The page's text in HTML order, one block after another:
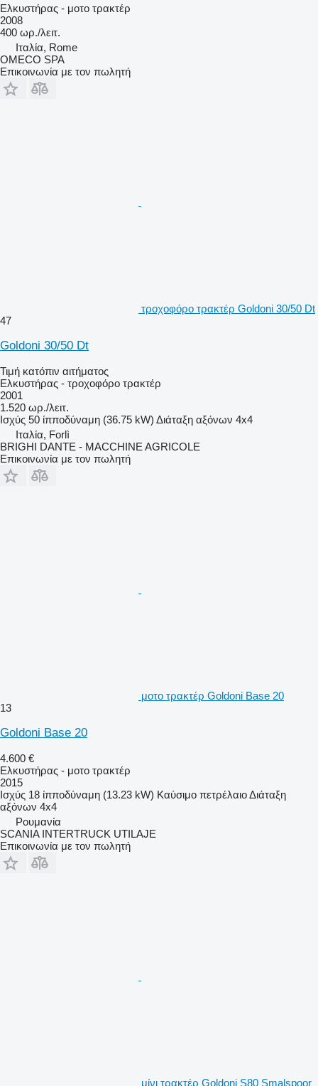
Ελκυστήρας - μοτο τρακτέρ
2008
400 ωρ./λειτ.
Ιταλία, Rome
OMECO SPA
Επικοινωνία με τον πωλητή
τροχοφόρο τρακτέρ Goldoni 30/50 Dt
47
Goldoni 30/50 Dt
Τιμή κατόπιν αιτήματος
Ελκυστήρας - τροχοφόρο τρακτέρ
2001
1.520 ωρ./λειτ.
Ισχύς 50 ίπποδύναμη (36.75 kW) Διάταξη αξόνων 4x4
Ιταλία, Forlì
BRIGHI DANTE - MACCHINE AGRICOLE
Επικοινωνία με τον πωλητή
μοτο τρακτέρ Goldoni Base 20
13
Goldoni Base 20
4.600 €
Ελκυστήρας - μοτο τρακτέρ
2015
Ισχύς 18 ίπποδύναμη (13.23 kW) Καύσιμο πετρέλαιοΔιάταξη
αξόνων 4x4
Ρουμανία
SCANIA INTERTRUCK UTILAJE
Επικοινωνία με τον πωλητή
μίνι τρακτέρ Goldoni S80 Smalspoor